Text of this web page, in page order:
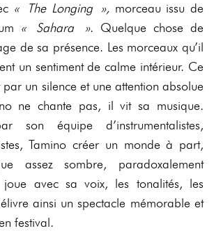
« The Longing », morceau issu de
« Sahara ». Quelque chose de
de sa présence. Les morceaux qu’il
un sentiment de calme intérieur. Ce
un silence et une attention absolue
ne chante pas, il vit sa musique.
son équipe d’instrumentalistes,
Tamino créer un monde à part,
assez sombre, paradoxalement
joue avec sa voix, les tonalités, les
ainsi un spectacle mémorable et
festival.